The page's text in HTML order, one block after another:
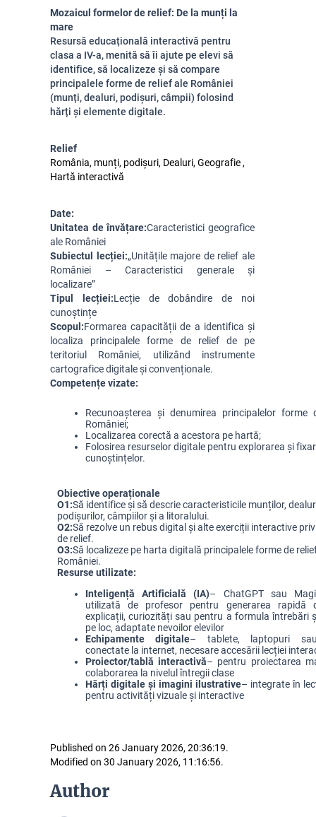
Mozaicul formelor de relief: De la munți la
mare
Resursă educațională interactivă pentru
clasa a IV-a, menită să îi ajute pe elevi să
identifice, să localizeze și să compare
principalele forme de relief ale României
(munți, dealuri, podișuri, câmpii) folosind
hărți și elemente digitale.
Relief
România, munți, podișuri, Dealuri, Geografie ,
Hartă interactivă
Date:
Unitatea de învățare:Caracteristici geografice
ale României
Subiectul lecției:„Unitățile majore de relief ale
României – Caracteristici generale și
localizare”
Tipul lecției:Lecție de dobândire de noi
cunoștințe
Scopul:Formarea capacității de a identifica și
localiza principalele forme de relief de pe
teritoriul României, utilizând instrumente
cartografice digitale și convenționale.
Competențe vizate:
Recunoașterea și denumirea principalelor forme
României;
Localizarea corectă a acestora pe hartă;
Folosirea resurselor digitale pentru explorarea și
cunoștințelor.
Obiective operaționale
O1:Să identifice și să descrie caracteristicile munților,
podișurilor, câmpiilor și a litoralului.
O2:Să rezolve un rebus digital și alte exerciții interactive
de relief.
O3:Să localizeze pe harta digitală principalele forme de
României.
Resurse utilizate:
Inteligență Artificială (IA)– ChatGPT sau
utilizată de profesor pentru generarea rapidă
explicații, curiozități sau pentru a formula întrebări
pe loc, adaptate nevoilor elevilor
Echipamente digitale– tablete, laptopuri
conectate la internet, necesare accesării lecției
Proiector/tablă interactivă– pentru proiectarea
colaborarea la nivelul întregii clase
Hărți digitale și imagini ilustrative– integrate în
pentru activități vizuale și interactive
Published on 26 January 2026, 20:36:19.
Modified on 30 January 2026, 11:16:56.
Author